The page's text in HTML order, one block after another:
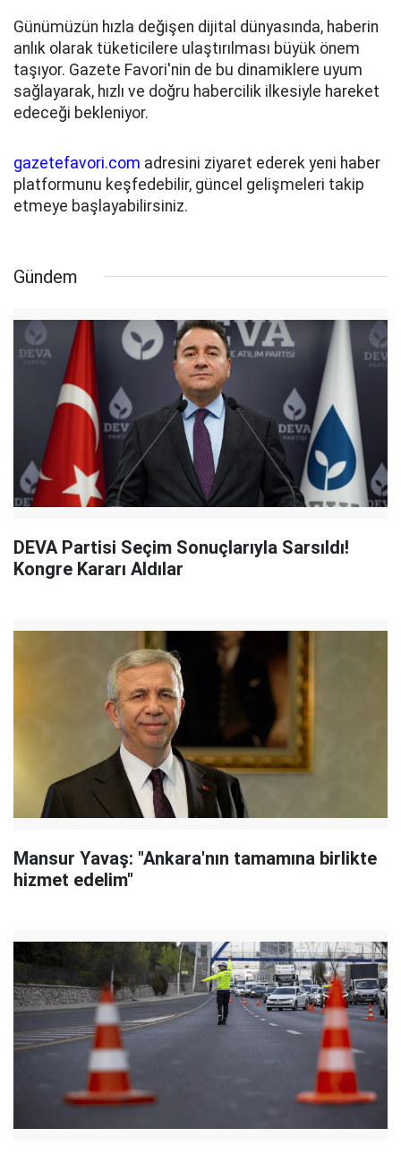
Günümüzün hızla değişen dijital dünyasında, haberin
anlık olarak tüketicilere ulaştırılması büyük önem
taşıyor. Gazete Favori'nin de bu dinamiklere uyum
sağlayarak, hızlı ve doğru habercilik ilkesiyle hareket
edeceği bekleniyor.
gazetefavori.com adresini ziyaret ederek yeni haber
platformunu keşfedebilir, güncel gelişmeleri takip
etmeye başlayabilirsiniz.
Gündem
DEVA Partisi Seçim Sonuçlarıyla Sarsıldı!
Kongre Kararı Aldılar
Mansur Yavaş: "Ankara'nın tamamına birlikte
hizmet edelim"